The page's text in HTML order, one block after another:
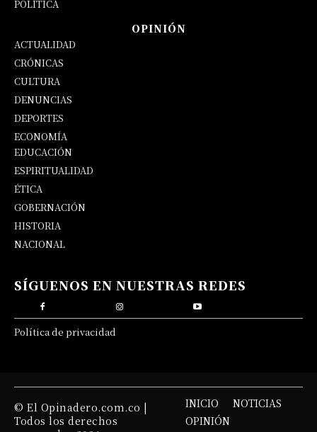
POLÍTICA
OPINIÓN
ACTUALIDAD
CRÓNICAS
CULTURA
DENUNCIAS
DEPORTES
ECONOMÍA
OPINIÓN
EDUCACIÓN
ESPIRITUALIDAD
ÉTICA
GOBERNACIÓN
HISTORIA
NACIONAL
SÍGUENOS EN NUESTRAS REDES
Política de privacidad
© El Opinadero.com.co |
Todos los derechos
INICIO
NOTICIAS
OPINIÓN